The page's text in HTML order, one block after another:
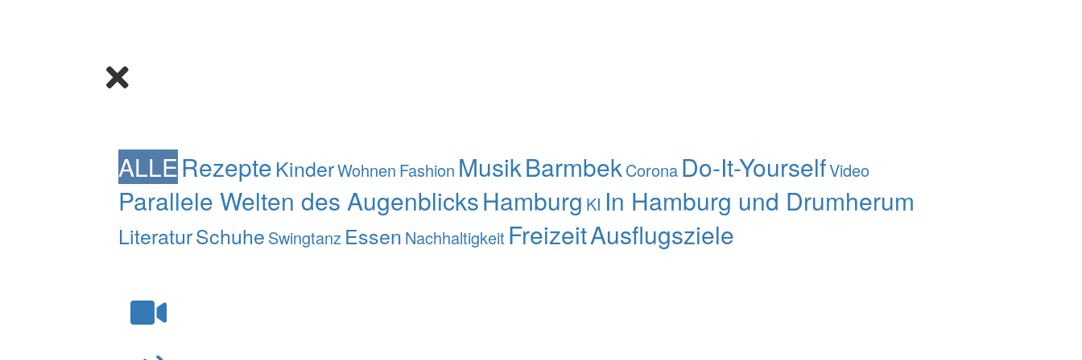
ALLERezepteKinderWohnen Fashion MusikBarmbekCorona Do-It-YourselfVideo
Parallele Welten des AugenblicksHamburg KI In Hamburg und Drumherum
LiteraturSchuhe Swingtanz Essen Nachhaltigkeit FreizeitAusflugsziele